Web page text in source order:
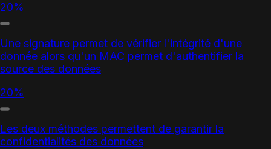
20%
Une signature permet de vérifier l'intégrité d'une
donnée alors qu'un MAC permet d'authentifier la
source des données
20%
Les deux méthodes permettent de garantir la
confidentialités des données